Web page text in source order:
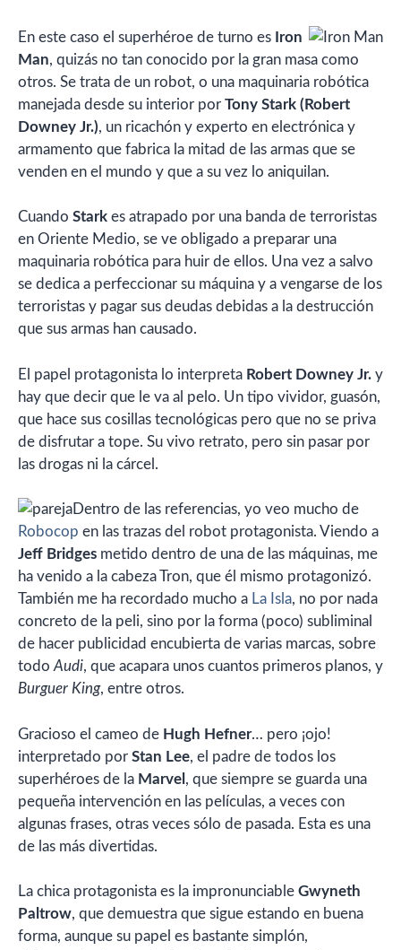
En este caso el superhéroe de turno es Iron
Man, quizás no tan conocido por la gran masa como
otros. Se trata de un robot, o una maquinaria robótica
manejada desde su interior por Tony Stark (Robert
Downey Jr.), un ricachón y experto en electrónica y
armamento que fabrica la mitad de las armas que se
venden en el mundo y que a su vez lo aniquilan.
Cuando Stark es atrapado por una banda de terroristas
en Oriente Medio, se ve obligado a preparar una
maquinaria robótica para huir de ellos. Una vez a salvo
se dedica a perfeccionar su máquina y a vengarse de los
terroristas y pagar sus deudas debidas a la destrucción
que sus armas han causado.
El papel protagonista lo interpreta Robert Downey Jr. y
hay que decir que le va al pelo. Un tipo vividor, guasón,
que hace sus cosillas tecnológicas pero que no se priva
de disfrutar a tope. Su vivo retrato, pero sin pasar por
las drogas ni la cárcel.
Dentro de las referencias, yo veo mucho de
Robocop en las trazas del robot protagonista. Viendo a
Jeff Bridges metido dentro de una de las máquinas, me
ha venido a la cabeza Tron, que él mismo protagonizó.
También me ha recordado mucho a La Isla, no por nada
concreto de la peli, sino por la forma (poco) subliminal
de hacer publicidad encubierta de varias marcas, sobre
todo Audi, que acapara unos cuantos primeros planos, y
Burguer King, entre otros.
Gracioso el cameo de Hugh Hefner… pero ¡ojo!
interpretado por Stan Lee, el padre de todos los
superhéroes de la Marvel , que siempre se guarda una
pequeña intervención en las películas, a veces con
algunas frases, otras veces sólo de pasada. Esta es una
de las más divertidas.
La chica protagonista es la impronunciable Gwyneth
Paltrow, que demuestra que sigue estando en buena
forma, aunque su papel es bastante simplón,